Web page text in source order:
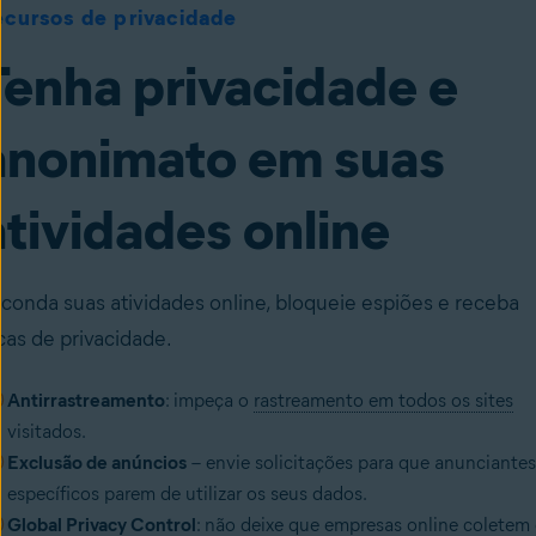
de privacidade
privacidade e
em suas
online
suas atividades online, bloqueie espiões e receba
de privacidade.
Antirrastreamento: impeça o rastreamento em todos os sites
visitados.
Exclusão de anúncios – envie solicitações para que anunciantes
específicos parem de utilizar os seus dados.
Global Privacy Control: não deixe que empresas online coletem